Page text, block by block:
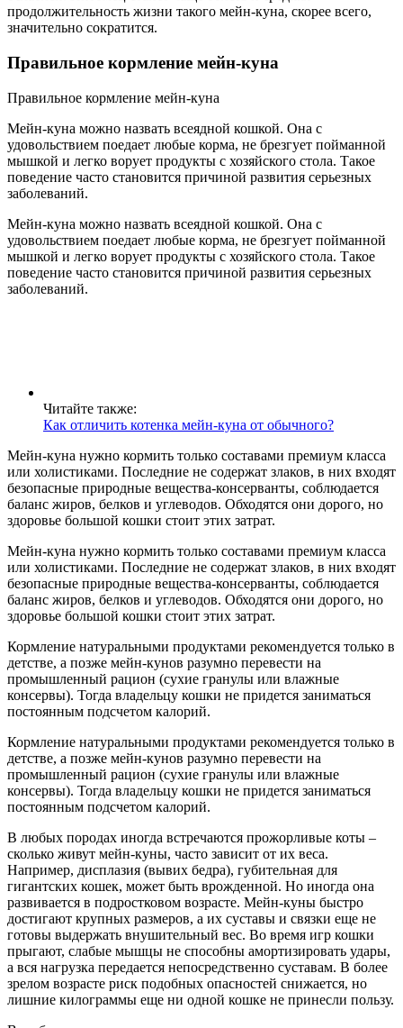
продолжительность жизни такого мейн-куна, скорее всего,
значительно сократится.
Правильное кормление мейн-куна
Правильное кормление мейн-куна
Мейн-куна можно назвать всеядной кошкой. Она с
удовольствием поедает любые корма, не брезгует пойманной
мышкой и легко ворует продукты с хозяйского стола. Такое
поведение часто становится причиной развития серьезных
заболеваний.
Мейн-куна можно назвать всеядной кошкой. Она с
удовольствием поедает любые корма, не брезгует пойманной
мышкой и легко ворует продукты с хозяйского стола. Такое
поведение часто становится причиной развития серьезных
заболеваний.
Читайте также:
Как отличить котенка мейн-куна от обычного?
Мейн-куна нужно кормить только составами премиум класса
или холистиками. Последние не содержат злаков, в них входят
безопасные природные вещества-консерванты, соблюдается
баланс жиров, белков и углеводов. Обходятся они дорого, но
здоровье большой кошки стоит этих затрат.
Мейн-куна нужно кормить только составами премиум класса
или холистиками. Последние не содержат злаков, в них входят
безопасные природные вещества-консерванты, соблюдается
баланс жиров, белков и углеводов. Обходятся они дорого, но
здоровье большой кошки стоит этих затрат.
Кормление натуральными продуктами рекомендуется только в
детстве, а позже мейн-кунов разумно перевести на
промышленный рацион (сухие гранулы или влажные
консервы). Тогда владельцу кошки не придется заниматься
постоянным подсчетом калорий.
Кормление натуральными продуктами рекомендуется только в
детстве, а позже мейн-кунов разумно перевести на
промышленный рацион (сухие гранулы или влажные
консервы). Тогда владельцу кошки не придется заниматься
постоянным подсчетом калорий.
В любых породах иногда встречаются прожорливые коты –
сколько живут мейн-куны, часто зависит от их веса.
Например, дисплазия (вывих бедра), губительная для
гигантских кошек, может быть врожденной. Но иногда она
развивается в подростковом возрасте. Мейн-куны быстро
достигают крупных размеров, а их суставы и связки еще не
готовы выдержать внушительный вес. Во время игр кошки
прыгают, слабые мышцы не способны амортизировать удары,
а вся нагрузка передается непосредственно суставам. В более
зрелом возрасте риск подобных опасностей снижается, но
лишние килограммы еще ни одной кошке не принесли пользу.